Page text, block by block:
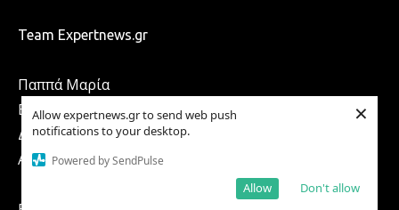
Allow expertnews.gr to send web push
notifications to your desktop.
Powered by SendPulse
Don't allow
Allow
×
Team Expertnews.gr
Παππά Μαρία
Βλάχος Γιώργος
Δέδε Ιωάννα
Αντωνίου Γιάννης